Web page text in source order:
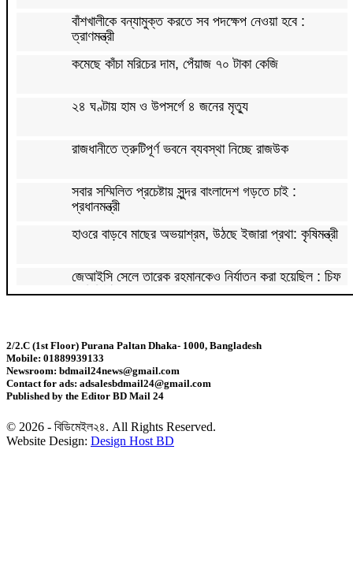
বাঁশখালীকে বন্যামুক্ত করতে সব পদক্ষেপ নেওয়া হবে :
ত্রাণমন্ত্রী
কমেছে কাঁচা মরিচের দাম, পেঁয়াজ ৭০ টাকা কেজি
২৪ ঘণ্টায় হাম ও উপসর্গে ৪ জনের মৃত্যু
রাজধানীতে ত্রুটিপূর্ণ ভবনে ব্যবস্থা নিচ্ছে রাজউক
সবার সম্মিলিত প্রচেষ্টায় সুন্দর বাংলাদেশ গড়তে চাই :
প্রধানমন্ত্রী
হাওরে বাড়বে মাছের অভয়াশ্রম, উঠছে ইজারা প্রথা: কৃষিমন্ত্রী
জেআইসি সেলে তারেক রহমানকেও নির্যাতন করা হয়েছিল : চিফ
প্রসিকিউটর
২০২৭ সালের রমজান ও ঈদের সম্ভাব্য তারিখ জানা গেল
‘শেখ হাসিনা কার্ড’ নিয়ে ভারত বন্ধুত্ব চাইতে পারে না:
স্বরাষ্ট্রমন্ত্রী
সাড়ে ৬ বছরে মোটরসাইকেল দুর্ঘটনায় নিহত ১৫ হাজার ৭১২
2/2.C (1st Floor) Purana Paltan Dhaka- 1000, Bangladesh
Mobile: 01889939133
Newsroom: bdmail24news@gmail.com
Contact for ads: adsalesbdmail24@gmail.com
Published by the Editor BD Mail 24
© 2026 - বিডিমেইল২৪. All Rights Reserved.
Website Design: Design Host BD